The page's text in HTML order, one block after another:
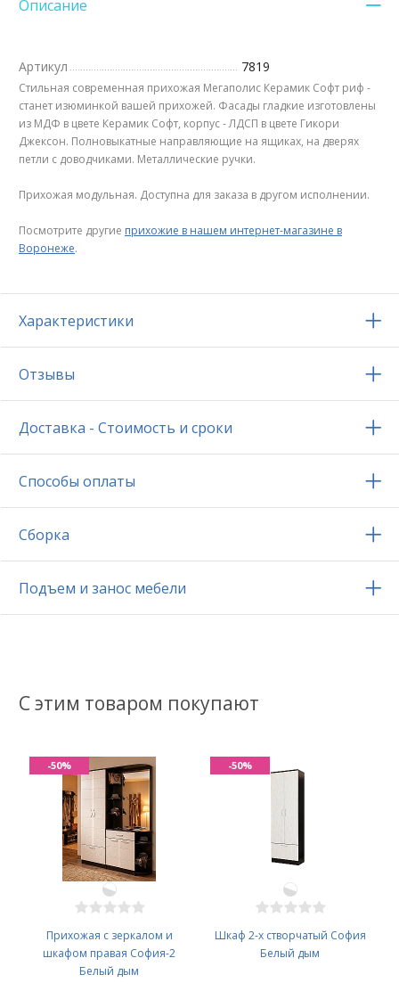
Описание
Артикул 7819
Стильная современная прихожая Мегаполис Керамик Софт риф -
станет изюминкой вашей прихожей. Фасады гладкие изготовлены
из МДФ в цвете Керамик Софт, корпус - ЛДСП в цвете Гикори
Джексон. Полновыкатные направляющие на ящиках, на дверях
петли с доводчиками. Металлические ручки.
Прихожая модульная. Доступна для заказа в другом исполнении.
Посмотрите другие прихожие в нашем интернет-магазине в
Воронеже.
Характеристики
Отзывы
Доставка - Стоимость и сроки
Способы оплаты
Сборка
Подъем и занос мебели
С этим товаром покупают
Прихожая с зеркалом и
шкафом правая София-2
Белый дым
-50%
Шкаф 2-х створчатый София
Белый дым
-50%